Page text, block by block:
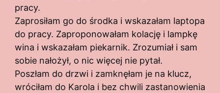
pracy.
Zaprosiłam go do środka i wskazałam laptopa
do pracy. Zaproponowałam kolację i lampkę
wina i wskazałam piekarnik. Zrozumiał i sam
sobie nałożył, o nic więcej nie pytał.
Poszłam do drzwi i zamknęłam je na klucz,
wróciłam do Karola i bez chwili zastanowienia